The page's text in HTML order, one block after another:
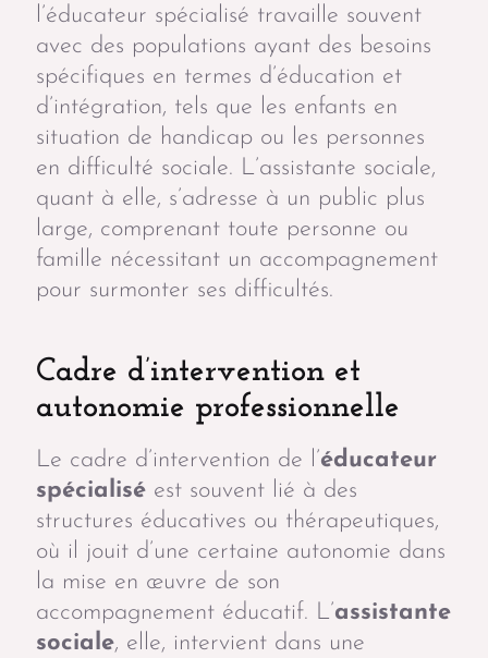
l’éducateur spécialisé travaille souvent
avec des populations ayant des besoins
spécifiques en termes d’éducation et
d’intégration, tels que les enfants en
situation de handicap ou les personnes
en difficulté sociale. L’assistante sociale,
quant à elle, s’adresse à un public plus
large, comprenant toute personne ou
famille nécessitant un accompagnement
pour surmonter ses difficultés.
Cadre d’intervention et
autonomie professionnelle
Le cadre d’intervention de l’éducateur
spécialisé est souvent lié à des
structures éducatives ou thérapeutiques,
où il jouit d’une certaine autonomie dans
la mise en œuvre de son
accompagnement éducatif. L’assistante
sociale, elle, intervient dans une